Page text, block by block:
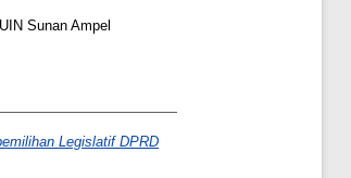
Sunan Ampel
Legislatif DPRD